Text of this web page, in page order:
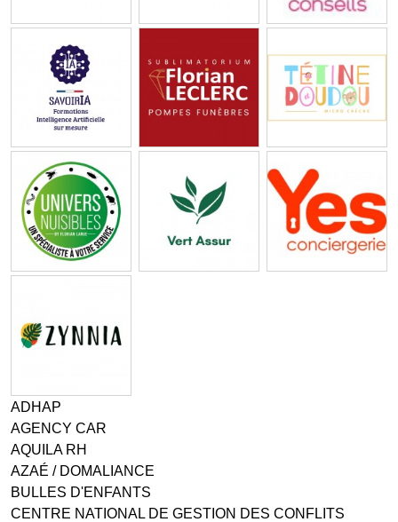
ADHAP
AGENCY CAR
AQUILA RH
AZAÉ / DOMALIANCE
BULLES D'ENFANTS
CENTRE NATIONAL DE GESTION DES CONFLITS